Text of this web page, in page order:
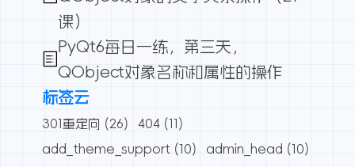
课）
PyQt6每日一练，第三天，
QObject对象名称和属性的操作
标签云
301重定向 (26) 404 (11)
add_theme_support (10) admin_head (10)